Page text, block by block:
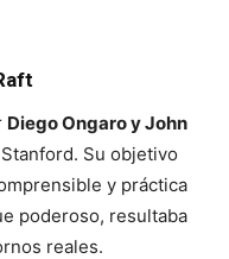
Diego Ongaro y John
Su objetivo
y práctica
poderoso, resultaba
reales.